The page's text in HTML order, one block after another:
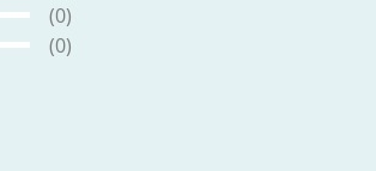
(0)
(0)